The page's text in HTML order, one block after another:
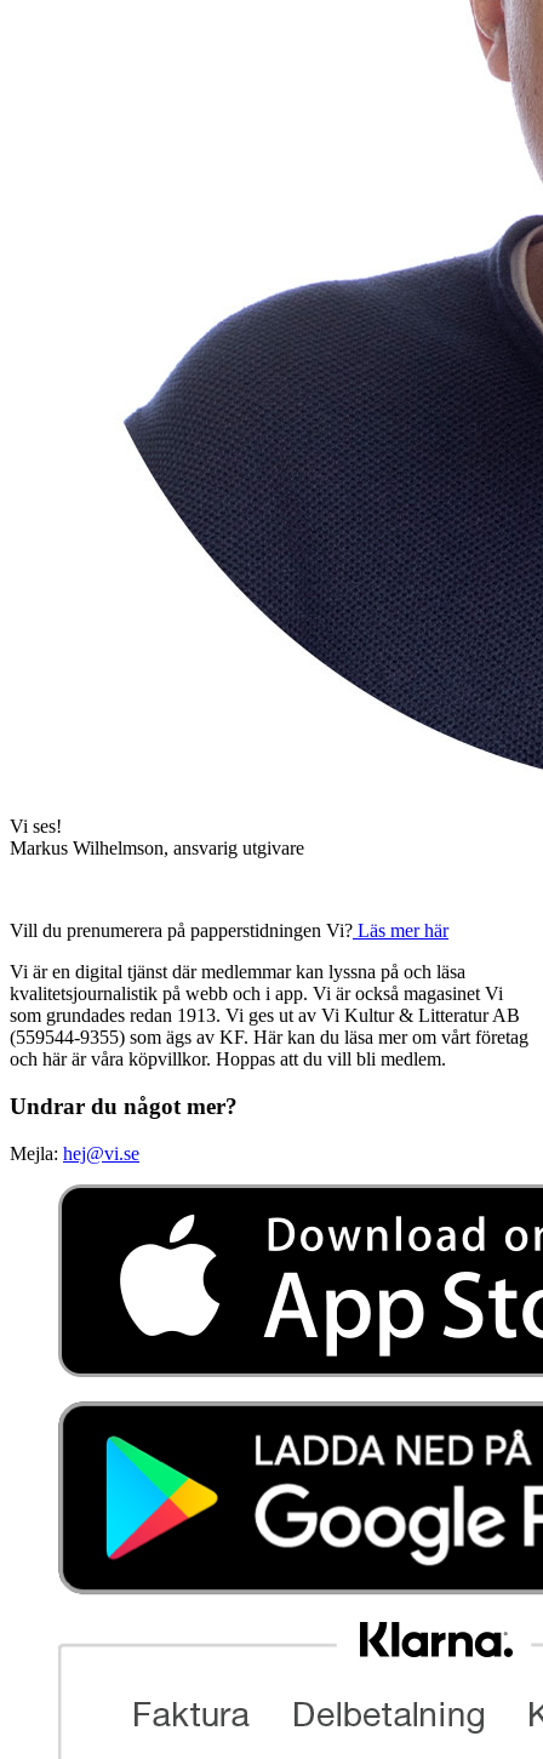
Vi ses!
Markus Wilhelmson, ansvarig utgivare
Vill du prenumerera på papperstidningen Vi? Läs mer här
Vi är en digital tjänst där medlemmar kan lyssna på och läsa
kvalitetsjournalistik på webb och i app. Vi är också magasinet Vi
som grundades redan 1913. Vi ges ut av Vi Kultur & Litteratur AB
(559544-9355) som ägs av KF. Här kan du läsa mer om vårt företag
och här är våra köpvillkor. Hoppas att du vill bli medlem.
Undrar du något mer?
Mejla: hej@vi.se